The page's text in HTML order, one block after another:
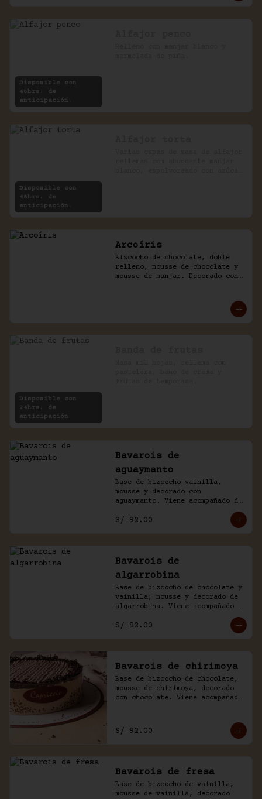
Disponible con
48hrs. de
anticipación.
Disponible con
48hrs. de
anticipación.
Arcoíris
Bizcocho de chocolate, doble
relleno, mousse de chocolate y
mousse de manjar. Decorado con
Disponible con
24hrs. de
anticipación
Bavarois de
aguaymanto
Base de bizcocho vainilla,
mousse y decorado con
aguaymanto. Viene acompañado de
S/ 92.00
Bavarois de
algarrobina
Base de bizcocho de chocolate y
vainilla, mousse y decorado de
algarrobina. Viene acompañado
S/ 92.00
Bavarois de chirimoya
Base de bizcocho de chocolate,
mousse de chirimoya, decorado
con chocolate. Viene acompañado
S/ 92.00
Bavarois de fresa
Base de bizcocho de vainilla,
mousse de vainilla, decorado